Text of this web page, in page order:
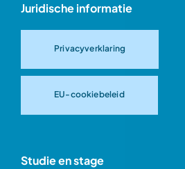
Juridische informatie
Privacyverklaring
EU-cookiebeleid
Studie en stage